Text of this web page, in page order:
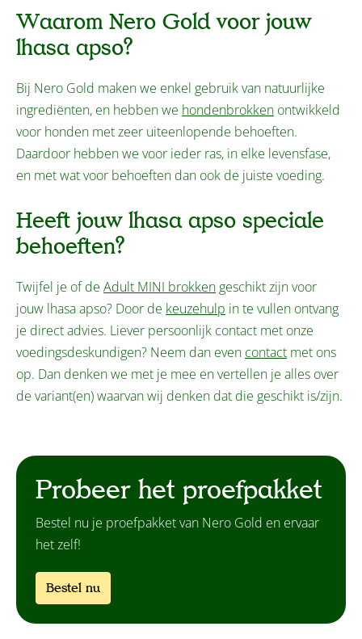
Waarom Nero Gold voor jouw
lhasa apso?
Bij Nero Gold maken we enkel gebruik van natuurlijke
ingrediënten, en hebben we hondenbrokken ontwikkeld
voor honden met zeer uiteenlopende behoeften.
Daardoor hebben we voor ieder ras, in elke levensfase,
en met wat voor behoeften dan ook de juiste voeding.
Heeft jouw lhasa apso speciale
behoeften?
Twijfel je of de Adult MINI brokken geschikt zijn voor
jouw lhasa apso? Door de keuzehulp in te vullen ontvang
je direct advies. Liever persoonlijk contact met onze
voedingsdeskundigen? Neem dan even contact met ons
op. Dan denken we met je mee en vertellen je alles over
de variant(en) waarvan wij denken dat die geschikt is/zijn.
Probeer het proefpakket
Bestel nu je proefpakket van Nero Gold en ervaar
het zelf!
Bestel nu